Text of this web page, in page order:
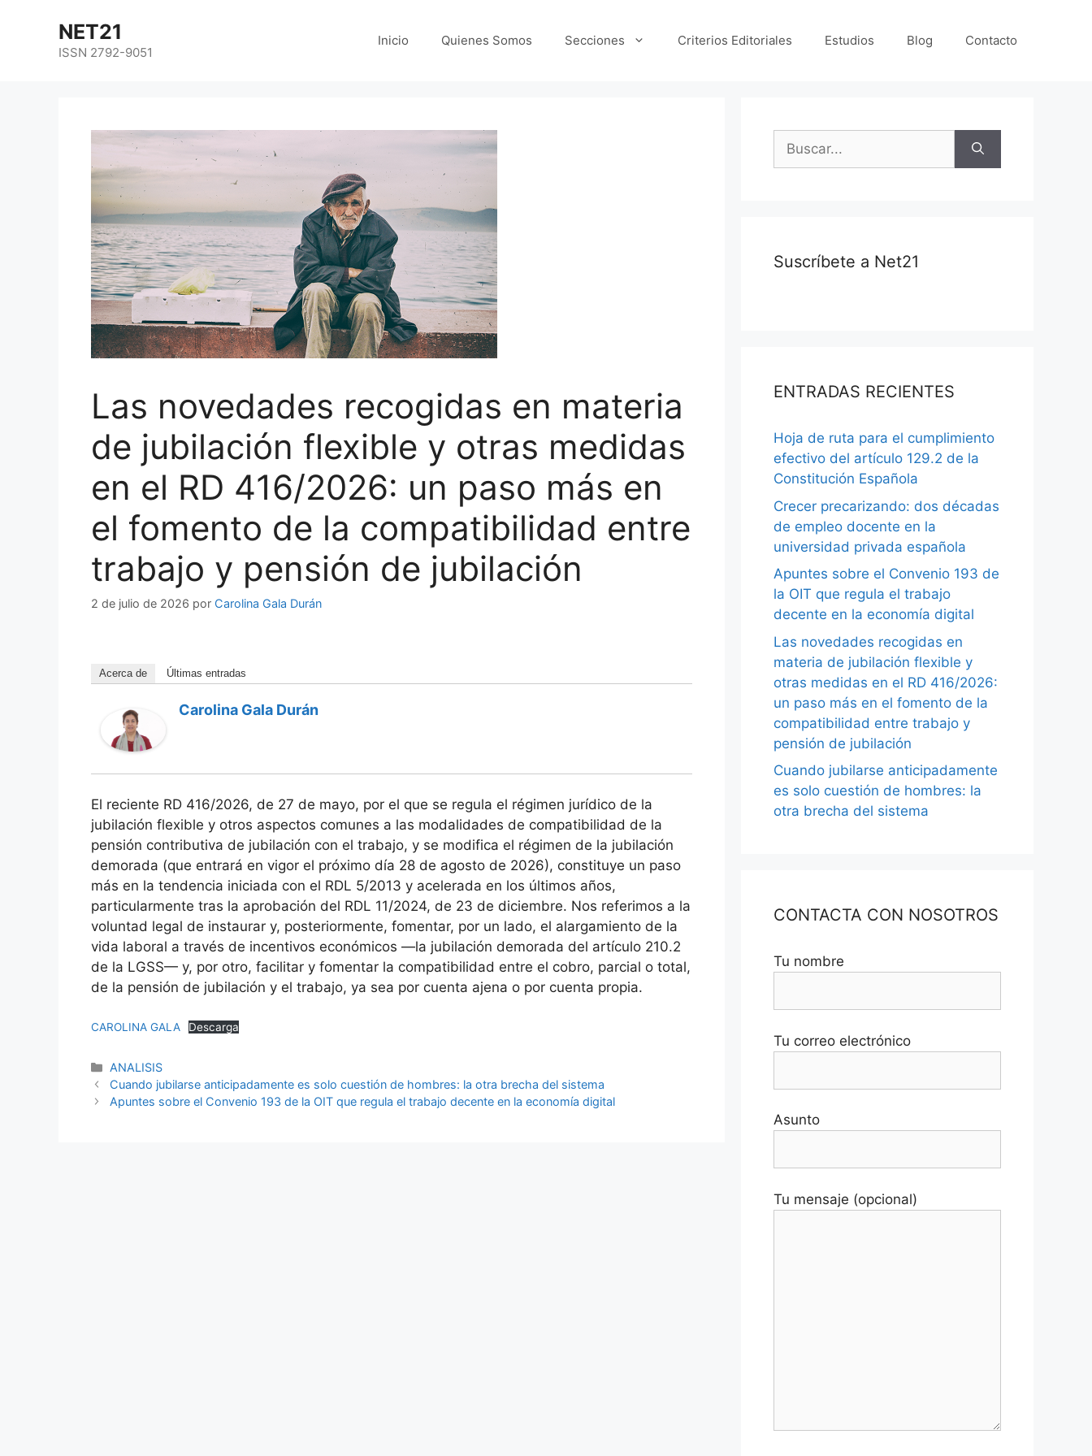
NET21
ISSN 2792-9051
Inicio Quienes Somos Secciones Criterios Editoriales Estudios Blog Contacto
Las novedades recogidas en materia
de jubilación flexible y otras medidas
en el RD 416/2026: un paso más en
el fomento de la compatibilidad entre
trabajo y pensión de jubilación
2 de julio de 2026 por Carolina Gala Durán
Acerca de Últimas entradas
Carolina Gala Durán
El reciente RD 416/2026, de 27 de mayo, por el que se regula el régimen jurídico de la
jubilación flexible y otros aspectos comunes a las modalidades de compatibilidad de la
pensión contributiva de jubilación con el trabajo, y se modifica el régimen de la jubilación
demorada (que entrará en vigor el próximo día 28 de agosto de 2026), constituye un paso
más en la tendencia iniciada con el RDL 5/2013 y acelerada en los últimos años,
particularmente tras la aprobación del RDL 11/2024, de 23 de diciembre. Nos referimos a la
voluntad legal de instaurar y, posteriormente, fomentar, por un lado, el alargamiento de la
vida laboral a través de incentivos económicos —la jubilación demorada del artículo 210.2
de la LGSS— y, por otro, facilitar y fomentar la compatibilidad entre el cobro, parcial o total,
de la pensión de jubilación y el trabajo, ya sea por cuenta ajena o por cuenta propia.
CAROLINA GALA Descarga
ANALISIS
Cuando jubilarse anticipadamente es solo cuestión de hombres: la otra brecha del sistema
Apuntes sobre el Convenio 193 de la OIT que regula el trabajo decente en la economía digital
Suscríbete a Net21
ENTRADAS RECIENTES
Hoja de ruta para el cumplimiento
efectivo del artículo 129.2 de la
Constitución Española
Crecer precarizando: dos décadas
de empleo docente en la
universidad privada española
Apuntes sobre el Convenio 193 de
la OIT que regula el trabajo
decente en la economía digital
Las novedades recogidas en
materia de jubilación flexible y
otras medidas en el RD 416/2026:
un paso más en el fomento de la
compatibilidad entre trabajo y
pensión de jubilación
Cuando jubilarse anticipadamente
es solo cuestión de hombres: la
otra brecha del sistema
CONTACTA CON NOSOTROS
Tu nombre
Tu correo electrónico
Asunto
Tu mensaje (opcional)